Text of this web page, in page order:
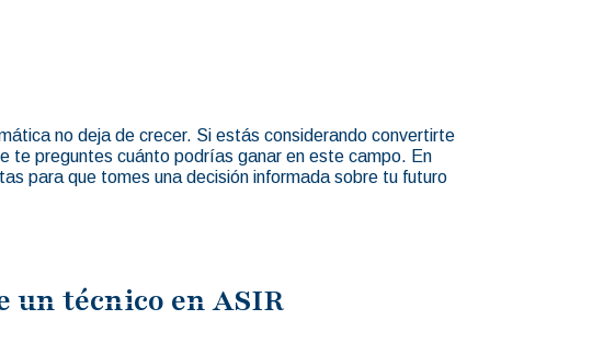
no deja de crecer. Si estás considerando convertirte
te preguntes cuánto podrías ganar en este campo. En
para que tomes una decisión informada sobre tu futuro
un técnico en ASIR